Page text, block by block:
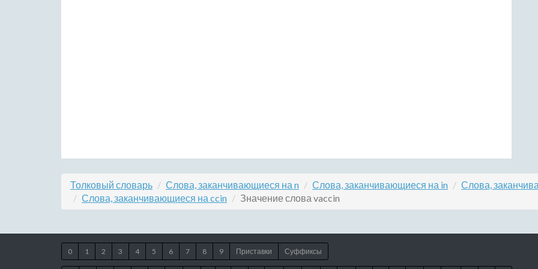
Толковый словарь Слова, заканчивающиеся на n Слова, заканчивающиеся на in
Слова,
Слова, заканчивающиеся на ccin
Значение слова vaccin
0 1 2 3 4 5 6 7 8 9 Приставки Суффиксы